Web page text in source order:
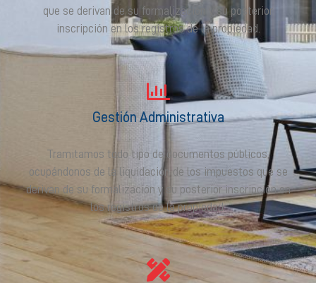
que se derivan de su formalización y su posterior
inscripción en los registros de la propiedad.
Gestión Administrativa
Tramitamos todo tipo de documentos públicos,
ocupándonos de la liquidación de los impuestos que se
derivan de su formalización y su posterior inscripción en
los registros de la propiedad.